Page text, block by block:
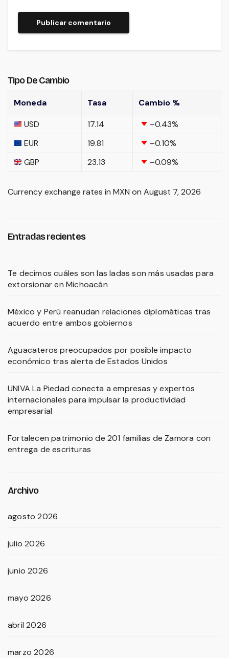
Tipo De Cambio
Moneda Tasa
Cambio %
USD
17.14 –0.43%
EUR
19.81 –0.10%
GBP
23.13 –0.09%
Currency exchange rates in MXN on August 7, 2026
Entradas recientes
Te decimos cuáles son las ladas son más usadas para
extorsionar en Michoacán
México y Perú reanudan relaciones diplomáticas tras
acuerdo entre ambos gobiernos
Aguacateros preocupados por posible impacto
económico tras alerta de Estados Unidos
UNIVA La Piedad conecta a empresas y expertos
internacionales para impulsar la productividad
empresarial
Fortalecen patrimonio de 201 familias de Zamora con
entrega de escrituras
Archivo
agosto 2026
julio 2026
junio 2026
mayo 2026
abril 2026
marzo 2026